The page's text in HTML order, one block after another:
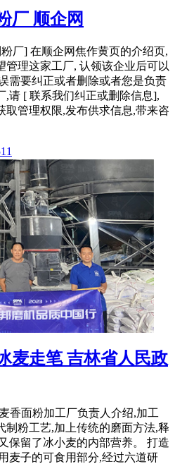
厂 顺企网
厂] 在顺企网焦作黄页的介绍页,
管理这家工厂, 认领该企业后可以
需要纠正或者删除或者您是负责
,请 [ 联系我们纠正或删除信息],
取管理权限,发布供求信息,带来咨
麦走笔 吉林省人民政
香面粉加工厂负责人介绍,加工
制粉工艺,加上传统的磨面方法,释
保留了冰小麦的内部营养。 打造
麦子的可食用部分,经过六道研